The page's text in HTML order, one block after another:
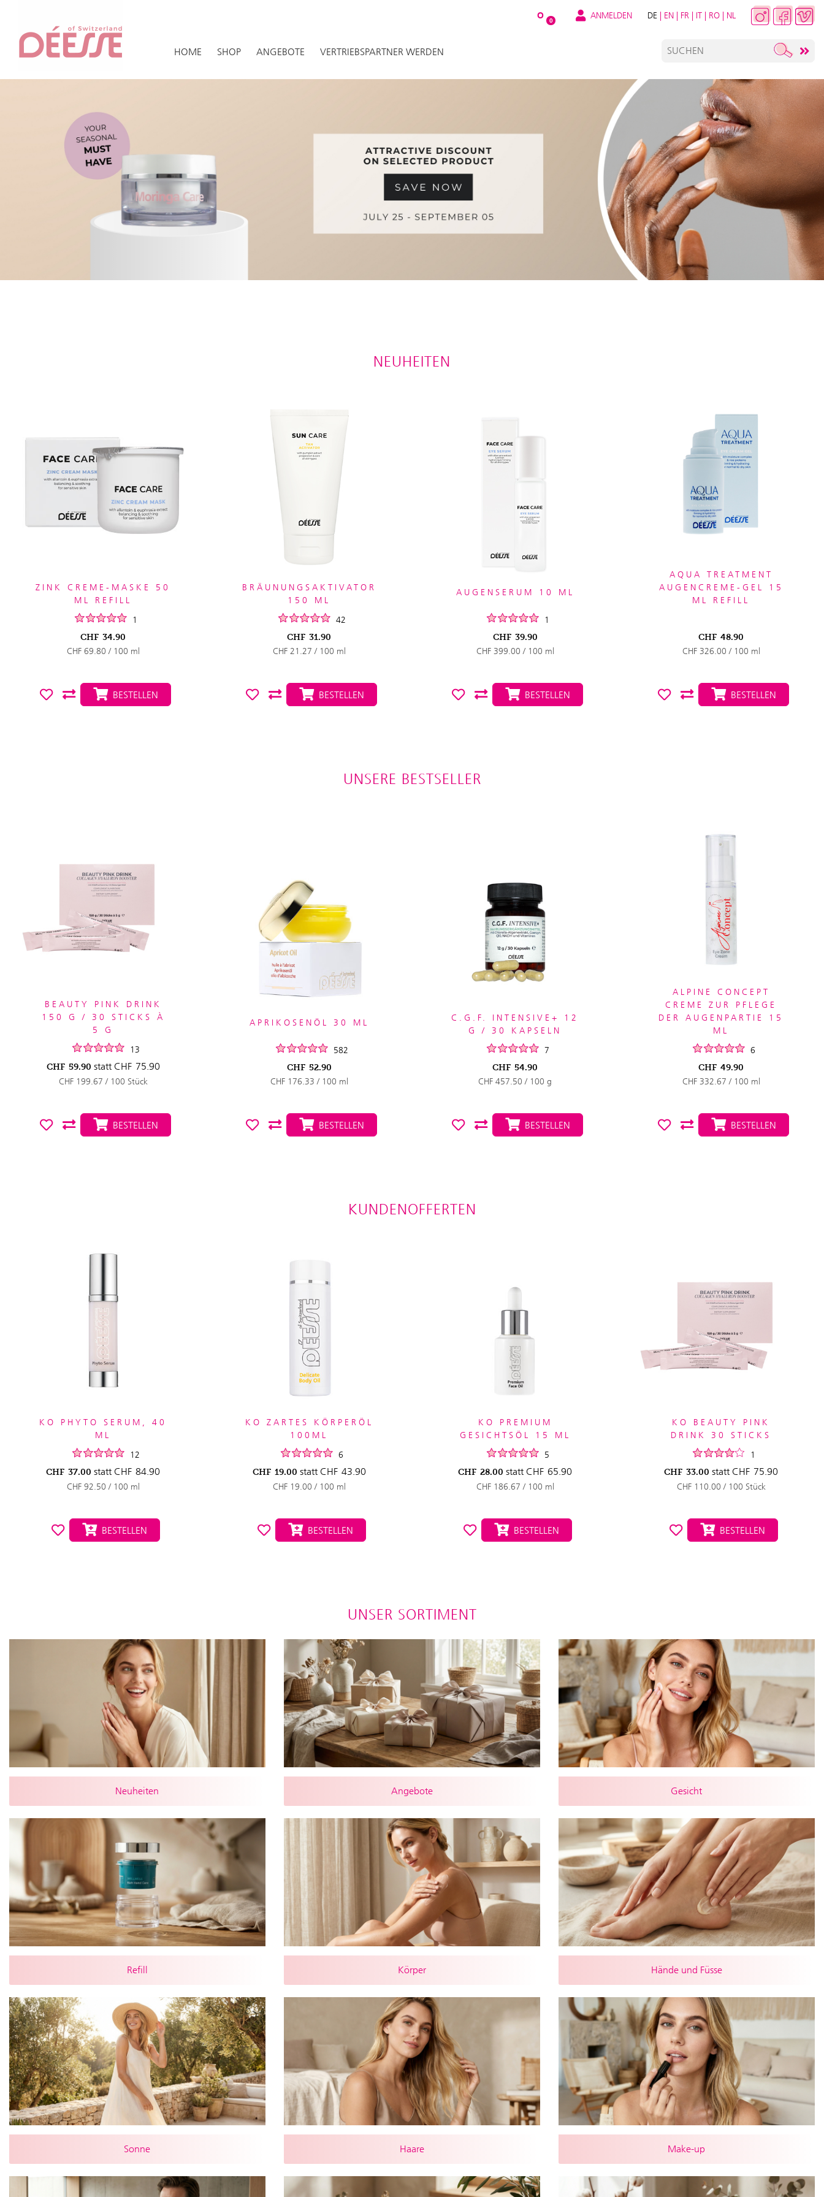
O 0 ANMELDEN DE | EN | FR | IT | RO | NL
HOME SHOP ANGEBOTE VERTRIEBSPARTNER WERDEN
NEUHEITEN
ZINK CREME-MASKE 50
ML REFILL
1
CHF 34.90
CHF 69.80 / 100 ml
BESTELLEN
BRÄUNUNGSAKTIVATOR
150 ML
42
CHF 31.90
CHF 21.27 / 100 ml
BESTELLEN
AUGENSERUM 10 ML
1
CHF 39.90
CHF 399.00 / 100 ml
BESTELLEN
AQUA TREATMENT
AUGENCREME-GEL 15
ML REFILL
CHF 48.90
CHF 326.00 / 100 ml
BESTELLEN
UNSERE BESTSELLER
BEAUTY PINK DRINK
150 G / 30 STICKS À
5 G
13
CHF 59.90 statt CHF 75.90
CHF 199.67 / 100 Stück
BESTELLEN
APRIKOSENÖL 30 ML
582
CHF 52.90
CHF 176.33 / 100 ml
BESTELLEN
C.G.F. INTENSIVE+ 12
G / 30 KAPSELN
7
CHF 54.90
CHF 457.50 / 100 g
BESTELLEN
ALPINE CONCEPT
CREME ZUR PFLEGE
DER AUGENPARTIE 15
ML
6
CHF 49.90
CHF 332.67 / 100 ml
BESTELLEN
KUNDENOFFERTEN
KO PHYTO SERUM, 40
ML
12
CHF 37.00 statt CHF 84.90
CHF 92.50 / 100 ml
BESTELLEN
KO ZARTES KÖRPERÖL
100ML
6
CHF 19.00 statt CHF 43.90
CHF 19.00 / 100 ml
BESTELLEN
KO PREMIUM
GESICHTSÖL 15 ML
5
CHF 28.00 statt CHF 65.90
CHF 186.67 / 100 ml
BESTELLEN
KO BEAUTY PINK
DRINK 30 STICKS
1
CHF 33.00 statt CHF 75.90
CHF 110.00 / 100 Stück
BESTELLEN
UNSER SORTIMENT
Neuheiten Angebote Gesicht
Refill Körper Hände und Füsse
Sonne Haare Make-up